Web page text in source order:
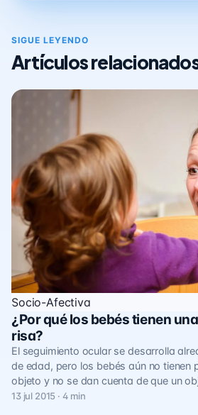
SIGUE LEYENDO
Artículos
Socio-Afectiva
¿Por qué los bebés tienen
risa?
El seguimiento ocular se desarrolla
de edad, pero los bebés aún no tienen
objeto y no se dan cuenta de que un
13 jul 2015 · 4 min